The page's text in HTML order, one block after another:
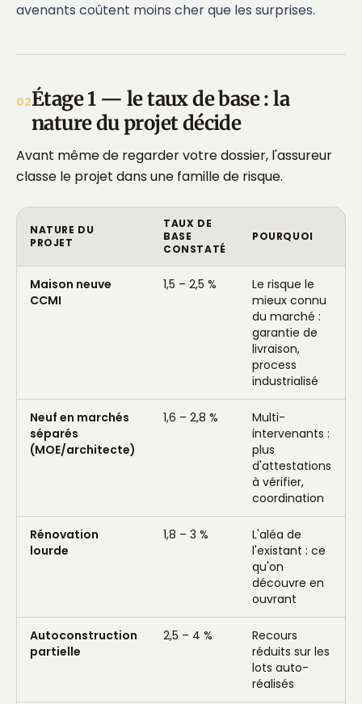
avenants coûtent moins cher que les surprises.
02Étage 1 — le taux de base : la
nature du projet décide
Avant même de regarder votre dossier, l'assureur
classe le projet dans une famille de risque.
NATURE DU
PROJET
TAUX DE
BASE
CONSTATÉ
POURQUOI
Maison neuve
CCMI
1,5 – 2,5 %
Le risque le
mieux connu
du marché :
garantie de
livraison,
process
industrialisé
Neuf en marchés
séparés
(MOE/architecte)
1,6 – 2,8 %
Multi-
intervenants :
plus
d'attestations
à vérifier,
coordination
Rénovation
lourde
1,8 – 3 %
L'aléa de
l'existant : ce
qu'on
découvre en
ouvrant
Autoconstruction
partielle
2,5 – 4 %
Recours
réduits sur les
lots auto-
réalisés